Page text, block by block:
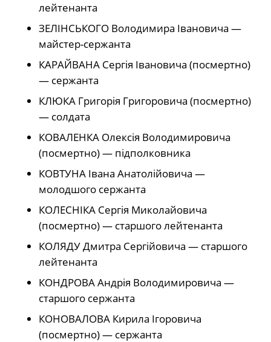
лейтенанта
ЗЕЛІНСЬКОГО Володимира Івановича —
майстер-сержанта
КАРАЙВАНА Сергія Івановича (посмертно)
— сержанта
КЛЮКА Григорія Григоровича (посмертно)
— солдата
КОВАЛЕНКА Олексія Володимировича
(посмертно) — підполковника
КОВТУНА Івана Анатолійовича —
молодшого сержанта
КОЛЕСНІКА Сергія Миколайовича
(посмертно) — старшого лейтенанта
КОЛЯДУ Дмитра Сергійовича — старшого
лейтенанта
КОНДРОВА Андрія Володимировича —
старшого сержанта
КОНОВАЛОВА Кирила Ігоровича
(посмертно) — сержанта